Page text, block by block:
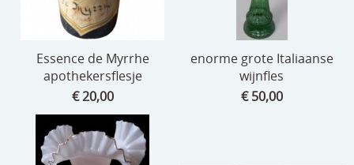
Essence de Myrrhe
apothekersflesje
€ 20,00
enorme grote Italiaanse
wijnfles
€ 50,00